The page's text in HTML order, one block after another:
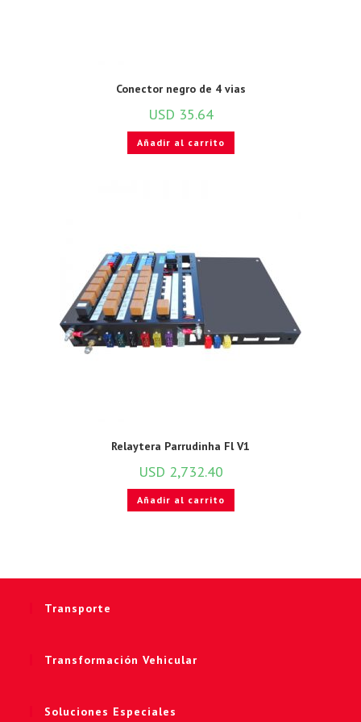
Conector negro de 4 vias
USD 35.64
Añadir al carrito
Relaytera Parrudinha Fl V1
USD 2,732.40
Añadir al carrito
Transporte
Transformación Vehicular
Soluciones Especiales